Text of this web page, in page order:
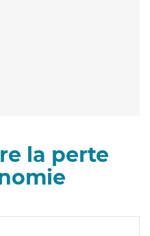
la perte